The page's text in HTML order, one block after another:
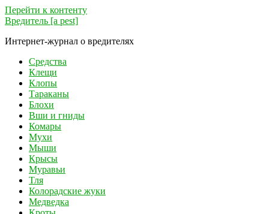
Перейти к контенту
Вредитель [a pest]
Интернет-журнал о вредителях
Средства
Клещи
Клопы
Тараканы
Блохи
Вши и гниды
Комары
Мухи
Мыши
Крысы
Муравьи
Тля
Колорадские жуки
Медведка